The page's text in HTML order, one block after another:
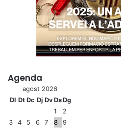
Agenda
agost 2026
Dl DtDc Dj DvDsDg
1
2
3
4 5 6 7 8
9